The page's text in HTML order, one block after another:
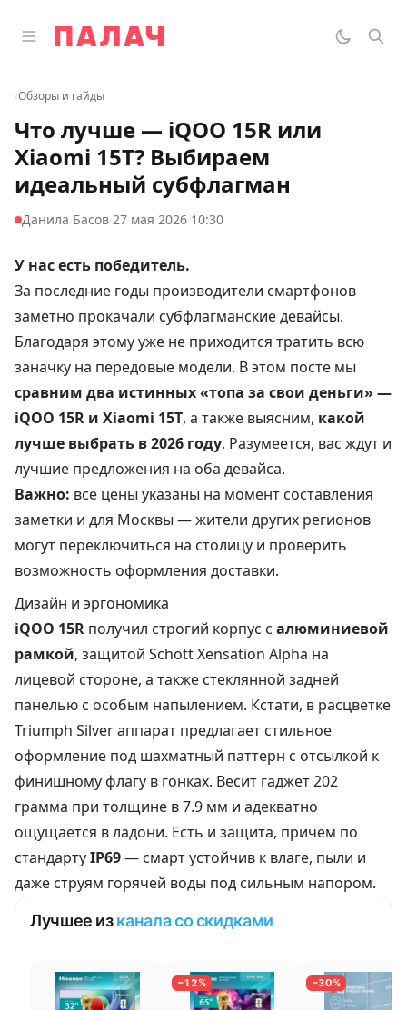
Открыть главное меню
Палач
‹Обзоры и гайды
Что лучше — iQOO 15R или
Xiaomi 15T? Выбираем
идеальный субфлагман
Данила Басов·27 мая 2026 10:30
У нас есть победитель.
За последние годы производители смартфонов
заметно прокачали субфлагманские девайсы.
Благодаря этому уже не приходится тратить всю
заначку на передовые модели. В этом посте мы
сравним два истинных «топа за свои деньги» —
iQOO 15R и Xiaomi 15T, а также выясним, какой
лучше выбрать в 2026 году. Разумеется, вас ждут и
лучшие предложения на оба девайса.
Важно: все цены указаны на момент составления
заметки и для Москвы — жители других регионов
могут переключиться на столицу и проверить
возможность оформления доставки.
Дизайн и эргономика
iQOO 15R получил строгий корпус с алюминиевой
рамкой, защитой Schott Xensation Alpha на
лицевой стороне, а также стеклянной задней
панелью с особым напылением. Кстати, в расцветке
Triumph Silver аппарат предлагает стильное
оформление под шахматный паттерн с отсылкой к
финишному флагу в гонках. Весит гаджет 202
грамма при толщине в 7.9 мм и адекватно
ощущается в ладони. Есть и защита, причем по
стандартуIP69— смарт устойчив к влаге, пыли и
даже струям горячей воды под сильным напором.
Лучшее изканала со скидками
−12% −30%